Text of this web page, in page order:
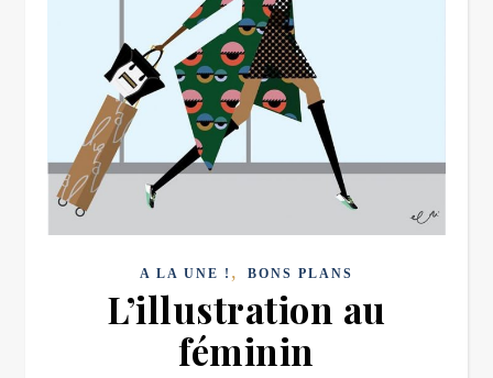
A LA UNE ! , BONS PLANS
L’illustration au
féminin